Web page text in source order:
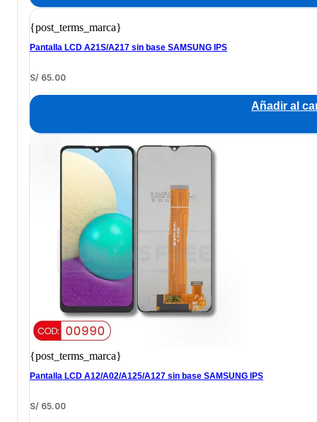
{post_terms_marca}
Pantalla LCD A21S/A217 sin base SAMSUNG IPS
S/ 65.00
Añadir al
{post_terms_marca}
Pantalla LCD A12/A02/A125/A127 sin base SAMSUNG IPS
S/ 65.00